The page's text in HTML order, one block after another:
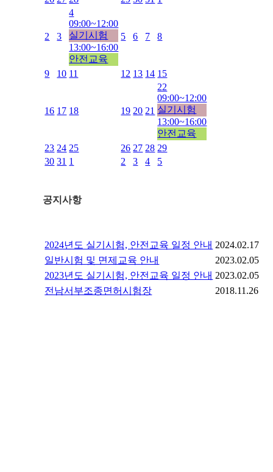
2 3
4
09:00~12:00
실기시험
13:00~16:00
안전교육
5 6 7 8
9 10 11 12 13 14 15
16 17 18 19 20 21
22
09:00~12:00
실기시험
13:00~16:00
안전교육
23 24 25 26 27 28 29
30 31 1 2 3 4 5
공지사항
2024년도 실기시험, 안전교육 일정 안내 2024.02.17
일반시험 및 면제교육 안내
2023.02.05
2023년도 실기시험, 안전교육 일정 안내 2023.02.05
전남서부조종면허시험장
2018.11.26